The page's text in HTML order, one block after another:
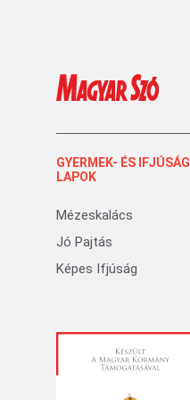
GYERMEK- ÉS IFJÚSÁGI
LAPOK
Mézeskalács
Jó Pajtás
Képes Ifjúság